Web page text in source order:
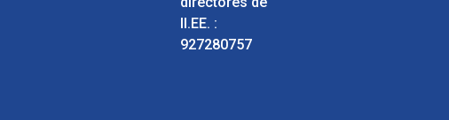
II.EE. :
927280757